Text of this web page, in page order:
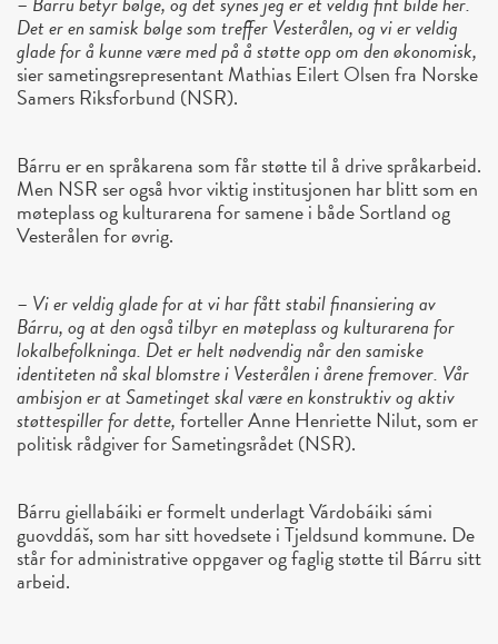
Det er en samisk bølge som treffer Vesterålen, og vi er veldig
glade for å kunne være med på å støtte opp om den økonomisk,
sier sametingsrepresentant Mathias Eilert Olsen fra Norske
Samers Riksforbund (NSR).
Bárru er en språkarena som får støtte til å drive språkarbeid.
Men NSR ser også hvor viktig institusjonen har blitt som en
møteplass og kulturarena for samene i både Sortland og
Vesterålen for øvrig.
– Vi er veldig glade for at vi har fått stabil finansiering av
Bárru, og at den også tilbyr en møteplass og kulturarena for
lokalbefolkninga. Det er helt nødvendig når den samiske
identiteten nå skal blomstre i Vesterålen i årene fremover. Vår
ambisjon er at Sametinget skal være en konstruktiv og aktiv
støttespiller for dette,forteller Anne Henriette Nilut, som er
politisk rådgiver for Sametingsrådet (NSR).
Bárru giellabáiki er formelt underlagt Várdobáiki sámi
guovddáš, som har sitt hovedsete i Tjeldsund kommune. De
står for administrative oppgaver og faglig støtte til Bárru sitt
arbeid.